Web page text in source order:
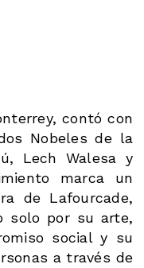
contó con
Nobeles de la
Lech Walesa y
marca un
de Lafourcade,
solo por su arte,
social y su
a través de